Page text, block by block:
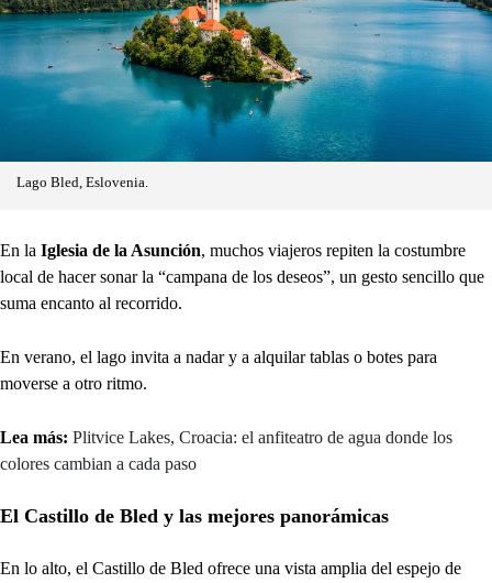
Lago Bled, Eslovenia.
En la Iglesia de la Asunción, muchos viajeros repiten la costumbre
local de hacer sonar la “campana de los deseos”, un gesto sencillo que
suma encanto al recorrido.
En verano, el lago invita a nadar y a alquilar tablas o botes para
moverse a otro ritmo.
Lea más: Plitvice Lakes, Croacia: el anfiteatro de agua donde los
colores cambian a cada paso
El Castillo de Bled y las mejores panorámicas
En lo alto, el Castillo de Bled ofrece una vista amplia del espejo de